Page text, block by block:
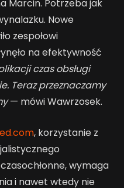
Marcin. Potrzeba jak
Nowe
zespołowi
na efektywność
czas obsługi
Teraz przeznaczamy
— mówi Wawrzosek.
, korzystanie z
wymaga
i nawet wtedy nie